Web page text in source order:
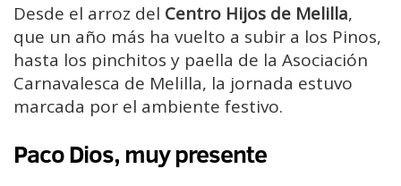
Desde el arroz del Centro Hijos de Melilla,
que un año más ha vuelto a subir a los Pinos,
hasta los pinchitos y paella de la Asociación
Carnavalesca de Melilla, la jornada estuvo
marcada por el ambiente festivo.
Paco Dios, muy presente